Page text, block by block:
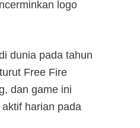
logo
dunia pada tahun
Free Fire
dan game ini
harian pada